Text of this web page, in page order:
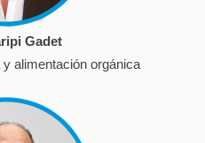
Gadet
alimentación orgánica